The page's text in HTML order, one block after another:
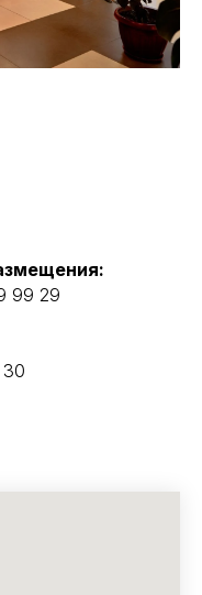
99 29